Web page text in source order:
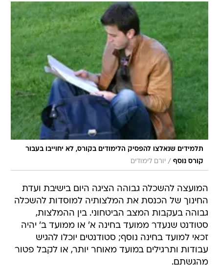
תלמידים שנאלצו להפסיק הלימודים בקורס, לא יחוייבו בעבור
קורס נוסף / יורם לימודים
המועצה להשכלה גבוהה הציגה היום בישיבת ועדת
החינוך של הכנסת את המלצותיה למוסדות להשכלה
גבוהה בעקבות המצב הביטחוני. בין ההמלצות,
סטודנט שנעדר ממועד בחינה א' או ממועד ב' יהיה
זכאי למועד בחינה נוסף; סטודנטים יוכלו להגיש
עבודות ותרגילים במועד מאוחר יותר, או לקבל פטור
מהגשתם.